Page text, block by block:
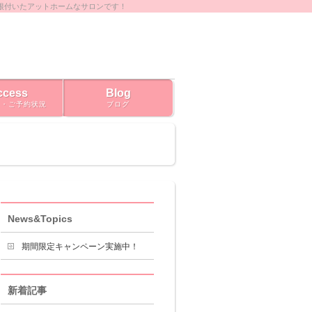
いたアットホームなサロンです！
ご予約状況
Blog
ブログ
News&Topics
期間限定キャンペーン実施中！
新着記事